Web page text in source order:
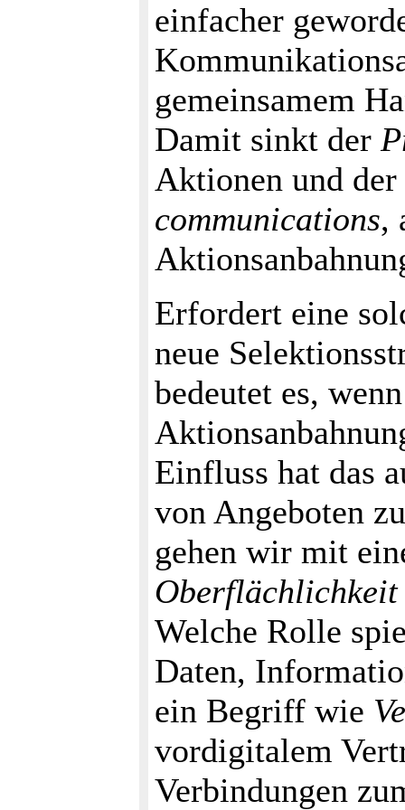
einfacher
gemeinsamem
Damit sinkt der
Aktionen und
communications,
Erfordert eine
neue
bedeutet es,
Einfluss hat das
von Angeboten
gehen wir mit
Welche Rolle
Daten,
ein Begriff wie
vordigitalem
Verbindungen